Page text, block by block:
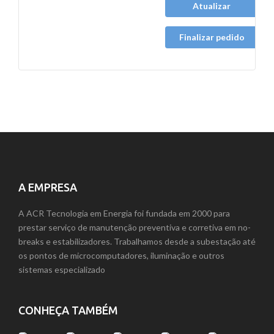
Atualizar
Finalizar pedido
A EMPRESA
A ACR Tecnologia em Energia foi fundada em 2000 para
prestar serviço de manutenção preventiva e corretiva em no-
breaks e estabilizadores. Trabalhamos desde a subestação até
os pontos de microcomputadores, iluminação e outros
sistemas especializado
CONHEÇA TAMBÉM